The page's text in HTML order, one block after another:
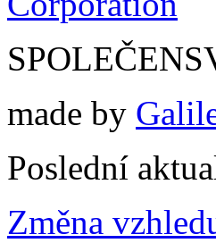
made by
Poslední
Změna